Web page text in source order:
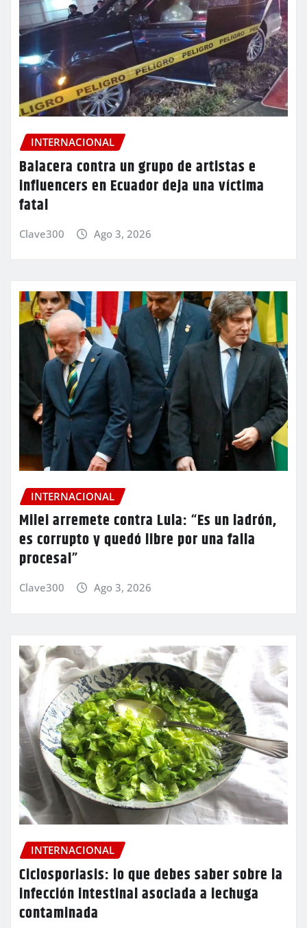
INTERNACIONAL
Balacera contra un grupo de artistas e
influencers en Ecuador deja una víctima
fatal
Clave300 Ago 3, 2026
INTERNACIONAL
Milei arremete contra Lula: “Es un ladrón,
es corrupto y quedó libre por una falla
procesal”
Clave300 Ago 3, 2026
INTERNACIONAL
Ciclosporiasis: lo que debes saber sobre la
infección intestinal asociada a lechuga
contaminada